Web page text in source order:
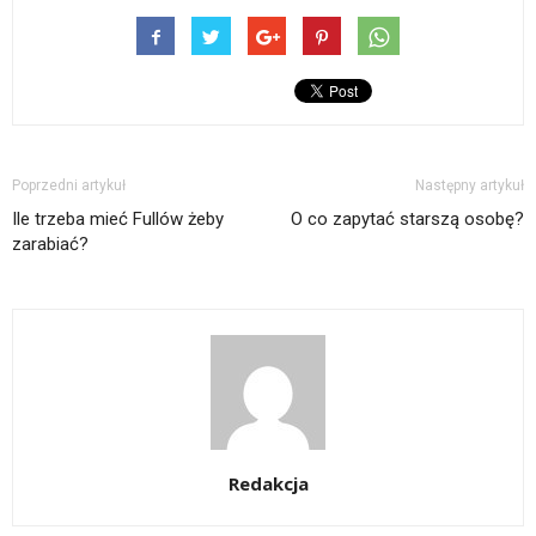
Poprzedni artykuł
Ile trzeba mieć Fullów żeby
zarabiać?
Następny artykuł
O co zapytać starszą osobę?
Redakcja